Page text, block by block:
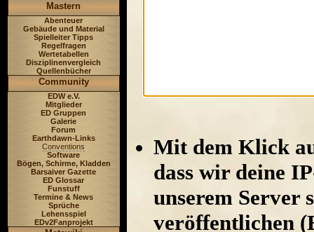
Mastern
Abenteuer
Gebäude und Material
Spielleiter Tipps
Regelfragen
Wertetabellen
Disziplinenvergleich
Quellenbücher
Community
EDW e.V.
Mitglieder
ED Gruppen
Galerie
Forum
Earthdawn-Links
Conventions
Software
Bögen, Schirme, Kladden
Barsaiver Gazette
ED Glossar
Funstuff
Termine & News
Sprüche
Lehensspiel
EDv2Fanprojekt
Mit dem Klick
dass wir deine
unserem Server
veröffentlichen